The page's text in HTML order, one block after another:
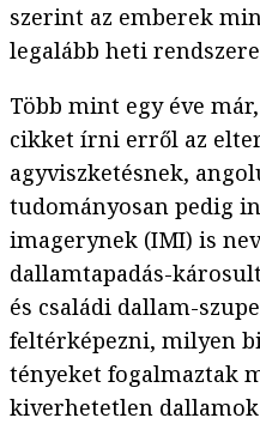
szerint az emberek
legalább heti
Több mint egy éve
cikket írni erről az
agyviszketésnek,
tudományosan pedig
imagerynek (IMI) is
dallamtapadás-
és családi dallam-
feltérképezni, milyen
tényeket fogalmaztak
kiverhetetlen